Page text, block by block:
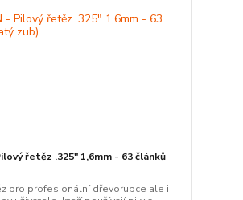
řetěz .325" 1,6mm - 63 článků
pro profesionální dřevorubce ale i